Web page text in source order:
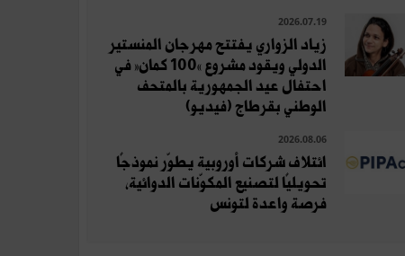
2026.07.19
زياد الزواري يفتتح مهرجان المنستير
الدولي ويقود مشروع «100 كمان» في
احتفال عيد الجمهورية بالمتحف
الوطني بقرطاج (فيديو)
2026.08.06
ائتلاف شركات أوروبية يطوّر نموذجًا
تحويليًا لتصنيع المكوّنات الدوائية،
فرصة واعدة لتونس